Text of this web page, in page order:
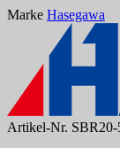
Marke Hasegawa
Artikel-Nr. SBR20-